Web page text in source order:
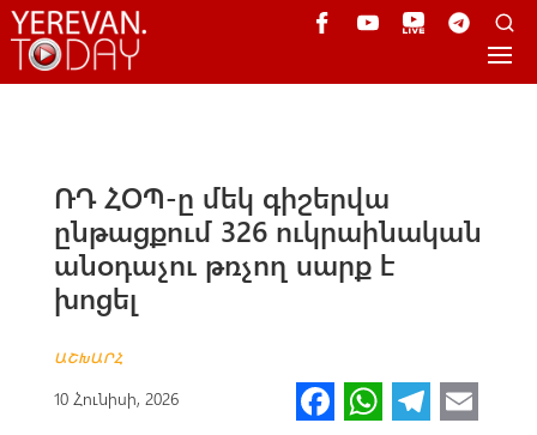
ՌԴ ՀՕՊ-ը մեկ գիշերվա
ընթացքում 326 ուկրաինական
անօդաչու թռչող սարք է
խոցել
ԱՇԽԱՐՀ
10 Հունիսի, 2026 Fa W Te